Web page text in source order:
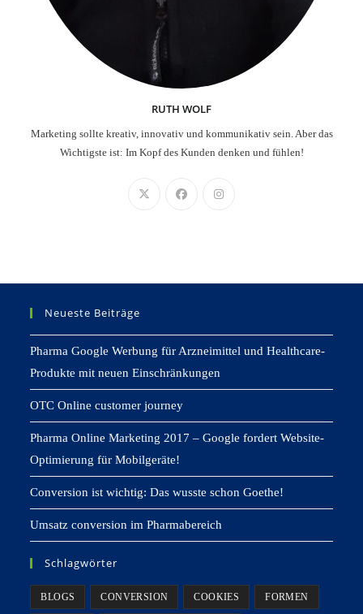
RUTH WOLF
Marketing sollte kreativ, innovativ und kommunikativ sein. Aber das
Wichtigste ist: Im Kopf des Kunden denken und fühlen!
Neueste Beiträge
Pharma Google Werbung für Arzneimittel und Healthcare-
Produkte mit neuen Einschränkungen
OTC Online customer journey
Pharma Online Marketing 2017 – Google fordert Website-
Optimierung für Mobilgeräte!
Conversion ist wichtig: Das wusste schon Goethe!
Umsatz conversion im Pharmabereich
Schlagwörter
BLOGS CONVERSION COOKIES FORMEN